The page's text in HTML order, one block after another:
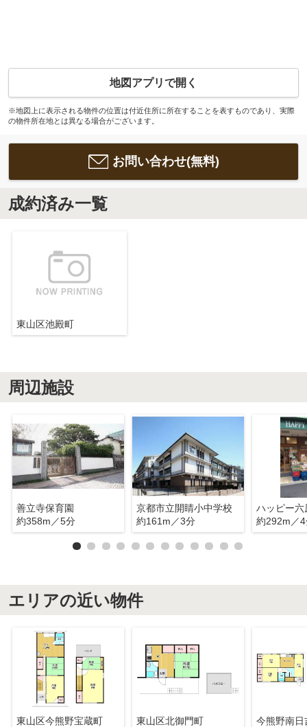
地図アプリで開く
※地図上に表示される物件の位置は付近住所に所在することを表すものであり、実際
の物件所在地とは異なる場合がございます。
お問い合わせ(無料)
成約済み一覧
東山区池殿町
周辺施設
善立寺保育園
約358m／5分
京都市立開睛小中学校
約161m／3分
ハッピー六
約292m／
エリアの近い物件
東山区今熊野宝蔵町
東山区北御門町
今熊野南日